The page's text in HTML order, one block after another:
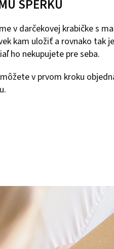
ŠPERKU
v darčekovej krabičke s
kam uložiť a rovnako tak
ho nekupujete pre seba.
v prvom kroku